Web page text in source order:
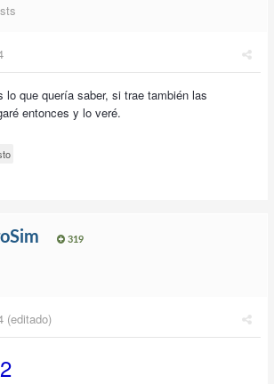
lo que quería saber, si trae también las
entonces y lo veré.
319
(editado)